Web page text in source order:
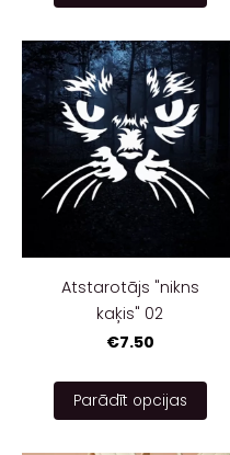
Atstarotājs "nikns
kaķis" 02
€7.50
Parādīt opcijas